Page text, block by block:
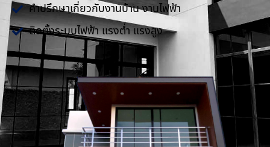
คำปรึกษาเกี่ยวกับงานบ้าน งานไฟฟ้า
ติดตั้งระบบไฟฟ้า แรงต่ำ แรงสูง